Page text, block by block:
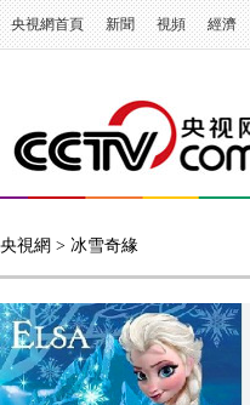
央視網首頁 新聞 視頻 經濟
央視網 > 冰雪奇緣